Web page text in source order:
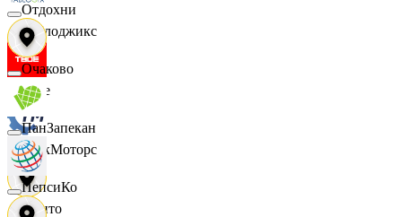
Таблоджикс
Твое
ТракМоторс
Фрито
Отдохни
Очаково
ПанЗапекан
ПепсиКо